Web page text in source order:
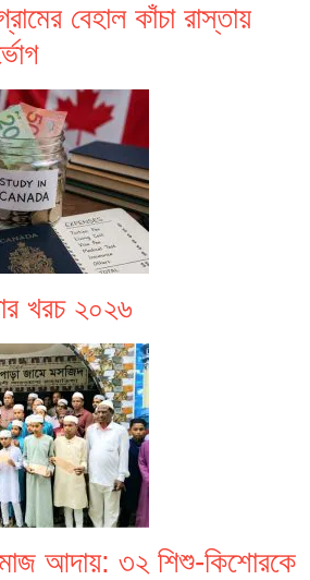
বেহাল কাঁচা রাস্তায়
খরচ ২০২৬
আদায়: ৩২ শিশু-কিশোরকে